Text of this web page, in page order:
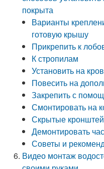
покрыта
Варианты
готовую крышу
Прикрепить к
К стропилам
Установить на
Повесить на
Закрепить с
Смонтировать на
Скрытые
Демонтировать
Советы и
Видео монтаж